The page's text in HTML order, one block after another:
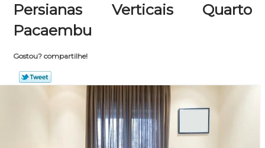
Persianas Verticais Quarto
Pacaembu
Gostou? compartilhe!